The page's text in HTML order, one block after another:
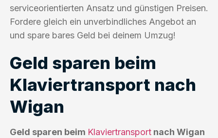
serviceorientierten Ansatz und günstigen Preisen.
Fordere gleich ein unverbindliches Angebot an
und spare bares Geld bei deinem Umzug!
Geld sparen beim
Klaviertransport nach
Wigan
Geld sparen beim Klaviertransport nach Wigan